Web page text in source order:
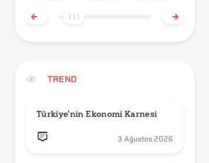
TREND
Türkiye'nin Ekonomi Karnesi
3 Ağustos 2026